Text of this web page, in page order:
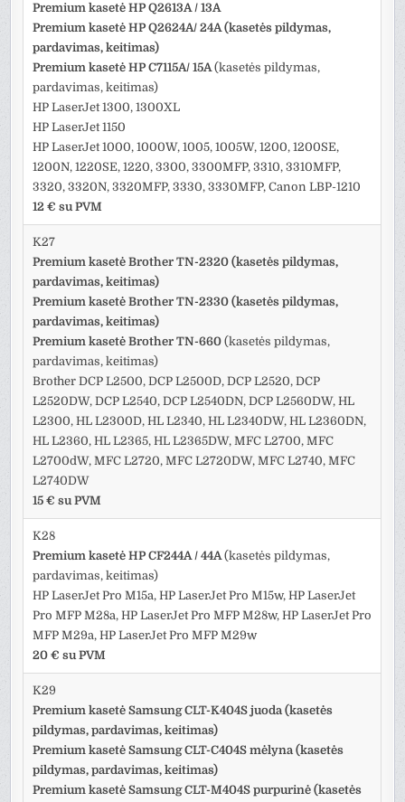
Premium kasetė HP Q2613A / 13A
Premium kasetė HP Q2624A/ 24A (kasetės pildymas,
pardavimas, keitimas)
Premium kasetė HP C7115A/ 15A(kasetės pildymas,
pardavimas, keitimas)
HP LaserJet 1300, 1300XL
HP LaserJet 1150
HP LaserJet 1000, 1000W, 1005, 1005W, 1200, 1200SE,
1200N, 1220SE, 1220, 3300, 3300MFP, 3310, 3310MFP,
3320, 3320N, 3320MFP, 3330, 3330MFP, Canon LBP-1210
12 € su PVM
K27
Premium kasetė Brother TN-2320 (kasetės pildymas,
pardavimas, keitimas)
Premium kasetė Brother TN-2330 (kasetės pildymas,
pardavimas, keitimas)
Premium kasetė Brother TN-660 (kasetės pildymas,
pardavimas, keitimas)
Brother DCP L2500, DCP L2500D, DCP L2520, DCP
L2520DW, DCP L2540, DCP L2540DN, DCP L2560DW, HL
L2300, HL L2300D, HL L2340, HL L2340DW, HL L2360DN,
HL L2360, HL L2365, HL L2365DW, MFC L2700, MFC
L2700dW, MFC L2720, MFC L2720DW, MFC L2740, MFC
L2740DW
15 € su PVM
K28
Premium kasetė HP CF244A / 44A(kasetės pildymas,
pardavimas, keitimas)
HP LaserJet Pro M15a, HP LaserJet Pro M15w, HP LaserJet
Pro MFP M28a, HP LaserJet Pro MFP M28w, HP LaserJet Pro
MFP M29a, HP LaserJet Pro MFP M29w
20 € su PVM
K29
Premium kasetė Samsung CLT-K404S juoda (kasetės
pildymas, pardavimas, keitimas)
Premium kasetė Samsung CLT-C404S mėlyna (kasetės
pildymas, pardavimas, keitimas)
Premium kasetė Samsung CLT-M404S purpurinė (kasetės